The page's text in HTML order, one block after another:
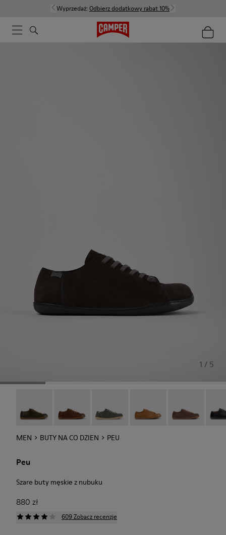
Wyprzedaż: Odbierz dodatkowy rabat 10%
1 / 5
MEN BUTY NA CO DZIEN PEU
Peu
Szare buty męskie z nubuku
880 zł
609 Zobacz recenzje